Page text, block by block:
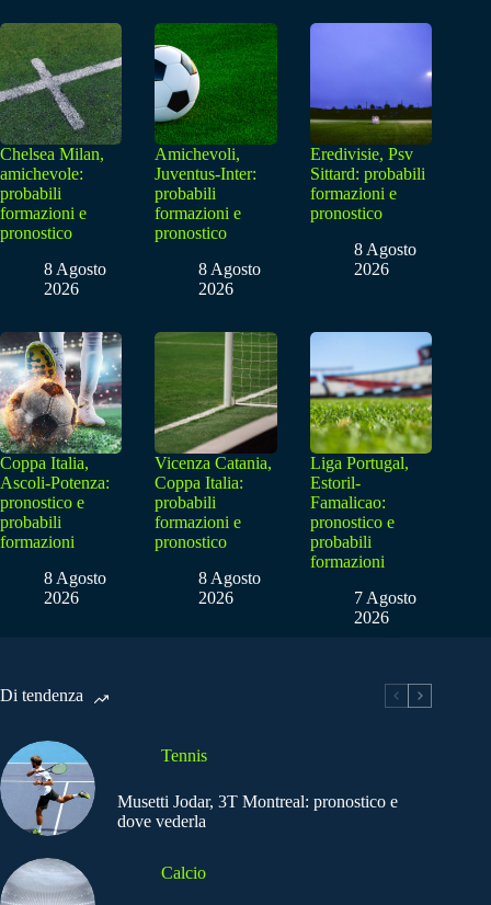
Chelsea Milan,
amichevole:
probabili
formazioni e
pronostico
8 Agosto
2026
Amichevoli,
Juventus-Inter:
probabili
formazioni e
pronostico
8 Agosto
2026
Eredivisie, Psv
Sittard: probabili
formazioni e
pronostico
8 Agosto
2026
Coppa Italia,
Ascoli-Potenza:
pronostico e
probabili
formazioni
8 Agosto
2026
Vicenza Catania,
Coppa Italia:
probabili
formazioni e
pronostico
8 Agosto
2026
Liga Portugal,
Estoril-
Famalicao:
pronostico e
probabili
formazioni
7 Agosto
2026
Di tendenza
Tennis
Musetti Jodar, 3T Montreal: pronostico e
dove vederla
Calcio